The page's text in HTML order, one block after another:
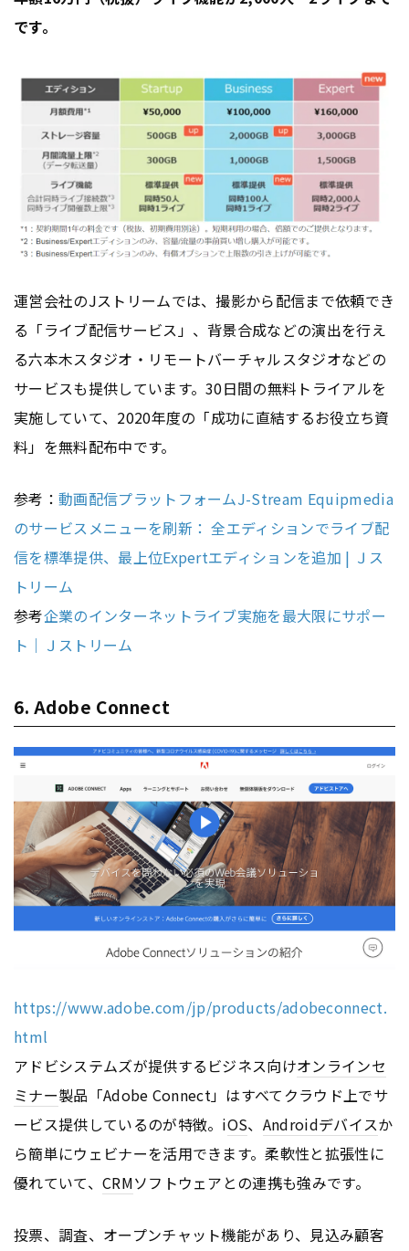
です。
運営会社のJストリームでは、撮影から配信まで依頼でき
る「ライブ配信サービス」、背景合成などの演出を行え
る六本木スタジオ・リモートバーチャルスタジオなどの
サービスも提供しています。30日間の無料トライアルを
実施していて、2020年度の「成功に直結するお役立ち資
料」を無料配布中です。
参考： 動画配信プラットフォームJ-Stream Equipmedia
のサービスメニューを刷新： 全エディションでライブ配
信を標準提供、最上位Expertエディションを追加 | Ｊス
トリーム
参考企業のインターネットライブ実施を最大限にサポー
ト｜Ｊストリーム
6. Adobe Connect
https://www.adobe.com/jp/products/adobeconnect.
html
アドビシステムズが提供するビジネス向けオンラインセ
ミナー製品「Adobe Connect」はすべてクラウド上でサ
ービス提供しているのが特徴。iOS、 Androidデバイスか
ら簡単にウェビナーを活用できます。柔軟性と拡張性に
優れていて、 CRMソフトウェアとの連携も強みです。
投票、調査、オープンチャット機能があり、見込み顧客